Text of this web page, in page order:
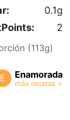
0.1g
2
(113g)
E Enamorada